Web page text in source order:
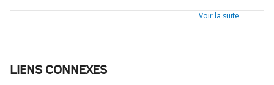
Voir la suite
LIENS CONNEXES